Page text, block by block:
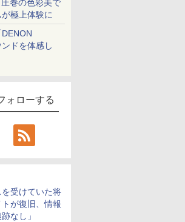
巻の色彩美で
極上体験に
ドを体感し
ォローする
受けていた将
が復旧、情報
なし」